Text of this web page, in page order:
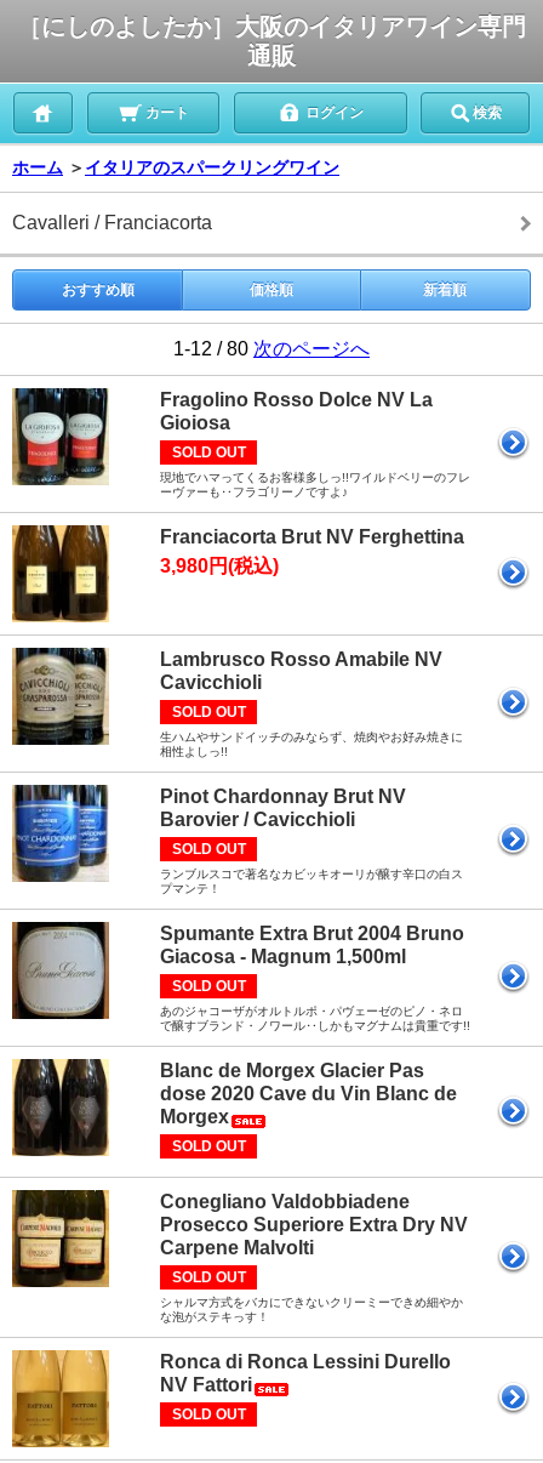
［にしのよしたか］大阪のイタリアワイン専門
通販
カート ログイン 検索
ホーム ＞ イタリアのスパークリングワイン
Cavalleri / Franciacorta
おすすめ順 価格順 新着順
1-12 / 80 次のページへ
Fragolino Rosso Dolce NV La
Gioiosa
SOLD OUT
現地でハマってくるお客様多しっ!!ワイルドベリーのフレ
ーヴァーも‥フラゴリーノですよ♪
Franciacorta Brut NV Ferghettina
3,980円(税込)
Lambrusco Rosso Amabile NV
Cavicchioli
SOLD OUT
生ハムやサンドイッチのみならず、焼肉やお好み焼きに
相性よしっ!!
Pinot Chardonnay Brut NV
Barovier / Cavicchioli
SOLD OUT
ランブルスコで著名なカビッキオーリが醸す辛口の白ス
プマンテ！
Spumante Extra Brut 2004 Bruno
Giacosa - Magnum 1,500ml
SOLD OUT
あのジャコーザがオルトルポ・パヴェーゼのピノ・ネロ
で醸すブランド・ノワール‥しかもマグナムは貴重です!!
Blanc de Morgex Glacier Pas
dose 2020 Cave du Vin Blanc de
Morgex
SOLD OUT
Conegliano Valdobbiadene
Prosecco Superiore Extra Dry NV
Carpene Malvolti
SOLD OUT
シャルマ方式をバカにできないクリーミーできめ細やか
な泡がステキっす！
Ronca di Ronca Lessini Durello
NV Fattori
SOLD OUT